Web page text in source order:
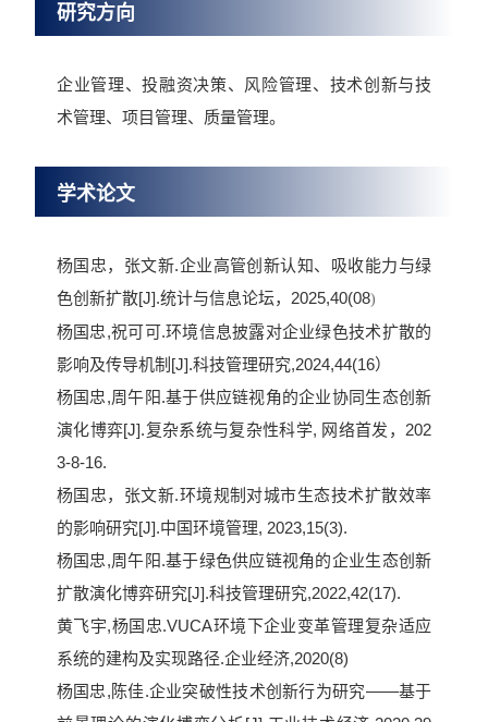
研究方向
企业管理、投融资决策、风险管理、技术创新与技
术管理、项目管理、质量管理。
学术论文
杨国忠，张文新.企业高管创新认知、吸收能力与绿
色创新扩散[J].统计与信息论坛，2025,40(08)
杨国忠,祝可可.环境信息披露对企业绿色技术扩散的
影响及传导机制[J].科技管理研究,2024,44(16）
杨国忠,周午阳.基于供应链视角的企业协同生态创新
演化博弈[J].复杂系统与复杂性科学, 网络首发，202
3-8-16.
杨国忠，张文新.环境规制对城市生态技术扩散效率
的影响研究[J].中国环境管理, 2023,15(3).
杨国忠,周午阳.基于绿色供应链视角的企业生态创新
扩散演化博弈研究[J].科技管理研究,2022,42(17).
黄飞宇,杨国忠.VUCA环境下企业变革管理复杂适应
系统的建构及实现路径.企业经济,2020(8)
杨国忠,陈佳.企业突破性技术创新行为研究——基于